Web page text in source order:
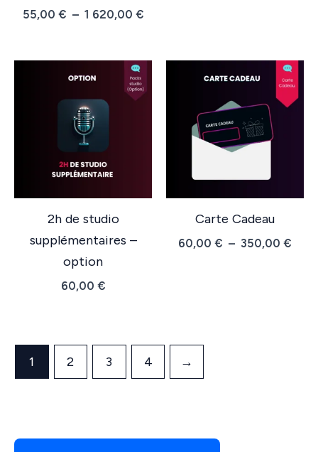
55,00 € – 1 620,00 €Plage
55,00 €
1
2h de studio
supplémentaires –
option
60,00 €
Carte Cadeau
60,00 € – 350,00 €
1 2 3 4 →